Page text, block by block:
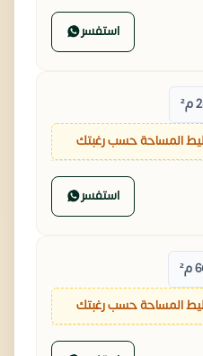
استفسر
المساحة حسب رغبتك
استفسر
المساحة حسب رغبتك